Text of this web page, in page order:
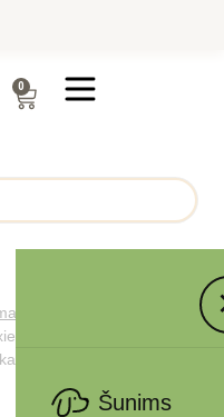
0
Šunims
šunims
Capri 3 Open Top
šviesiai pilka